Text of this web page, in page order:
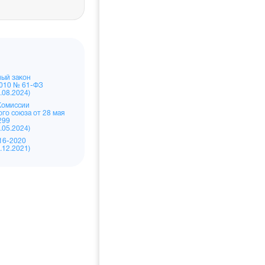
закон
№ 61-ФЗ
союза от 28 мая
2020